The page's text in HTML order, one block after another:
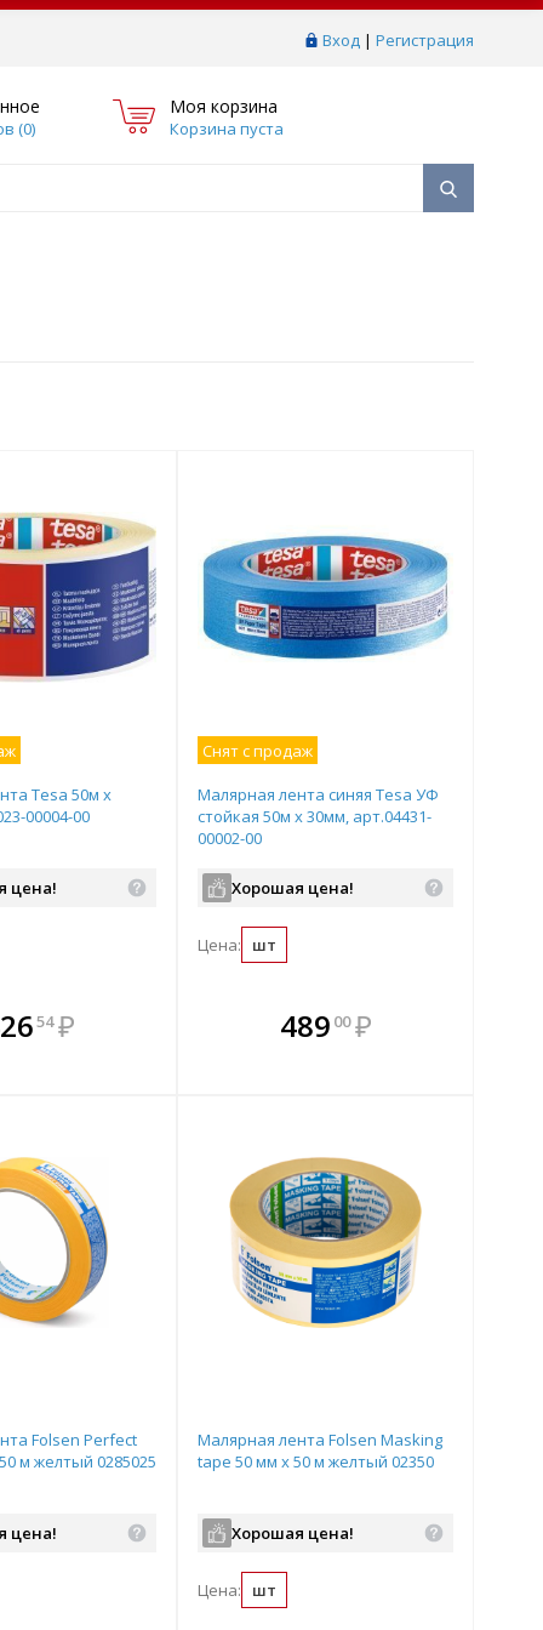
Вход | Регистрация
(0)
Моя корзина
Корзина пуста
Tesa 50м х
00004-00
цена!
54 ₽
В комплекте
всегда выгоднее!
Снят с продаж
Малярная лента синяя Tesa УФ
стойкая 50м х 30мм, арт.04431-
00002-00
Хорошая цена!
Цена: шт
комплекте
выгоднее!
489 00 ₽
Folsen Perfect
м желтый 0285025
цена!
Малярная лента Folsen Masking
tape 50 мм x 50 м желтый 02350
Хорошая цена!
Цена: шт